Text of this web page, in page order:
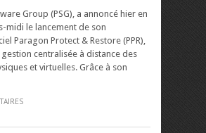
Group (PSG), a annoncé hier en
midi le lancement de son
Paragon Protect & Restore (PPR),
centralisée à distance des
et virtuelles. Grâce à son